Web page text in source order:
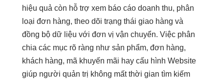
hiệu quả còn hỗ trợ xem báo cáo doanh thu, phân
loại đơn hàng, theo dõi trạng thái giao hàng và
đồng bộ dữ liệu với đơn vị vận chuyển. Việc phân
chia các mục rõ ràng như sản phẩm, đơn hàng,
khách hàng, mã khuyến mãi hay cấu hình Website
giúp người quản trị không mất thời gian tìm kiếm